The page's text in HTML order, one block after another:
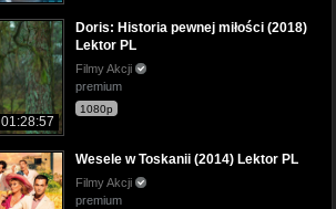
01:28:57
Doris: Historia pewnej miłości (2018)
Lektor PL
Filmy Akcji
premium
1080p
Wesele w Toskanii (2014) Lektor PL
Filmy Akcji
premium